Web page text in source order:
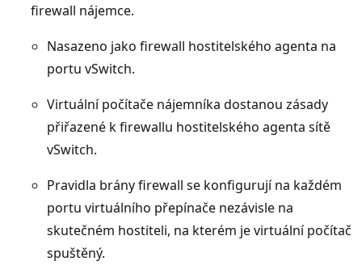
firewall nájemce.
Nasazeno jako firewall hostitelského agenta na
portu vSwitch.
Virtuální počítače nájemníka dostanou zásady
přiřazené k firewallu hostitelského agenta sítě
vSwitch.
Pravidla brány firewall se konfigurují na každém
portu virtuálního přepínače nezávisle na
skutečném hostiteli, na kterém je virtuální počítač
spuštěný.